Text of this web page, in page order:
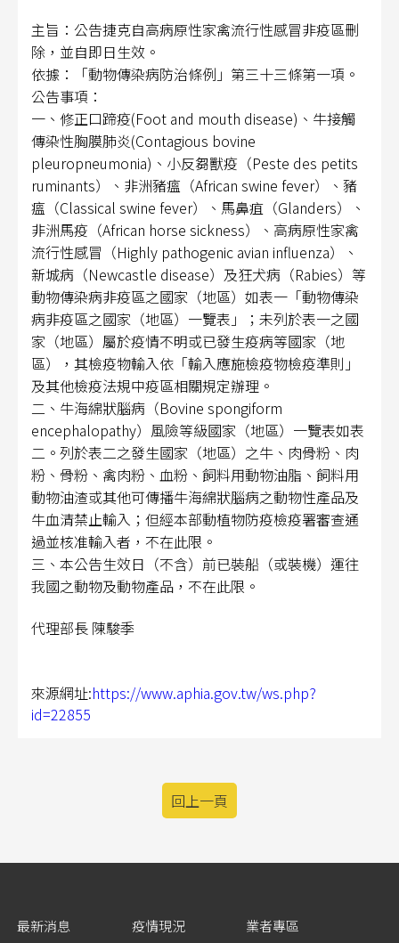
主旨：公告捷克自高病原性家禽流行性感冒非疫區刪
除，並自即日生效。
依據：「動物傳染病防治條例」第三十三條第一項。
公告事項：
一、修正口蹄疫(Foot and mouth disease) 、牛接觸
傳染性胸膜肺炎(Contagious bovine
pleuropneumonia) 、小反芻獸疫（Peste des petits
ruminants）、非洲豬瘟（African swine fever）、豬
瘟（Classical swine fever）、馬鼻疽（Glanders）、
非洲馬疫（African horse sickness）、高病原性家禽
流行性感冒（Highly pathogenic avian influenza）、
新城病（Newcastle disease）及狂犬病（Rabies）等
動物傳染病非疫區之國家（地區）如表一「動物傳染
病非疫區之國家（地區）一覽表」；未列於表一之國
家（地區）屬於疫情不明或已發生疫病等國家（地
區）， 其檢疫物輸入依「輸入應施檢疫物檢疫準則」
及其他檢疫法規中疫區相關規定辦理。
二、牛海綿狀腦病（Bovine spongiform
encephalopathy）風險等級國家（地區）一覽表如表
二。列於表二之發生國家（地區）之牛、肉骨粉、肉
粉、骨粉、禽肉粉、血粉、飼料用動物油脂、飼料用
動物油渣或其他可傳播牛海綿狀腦病之動物性產品及
牛血清禁止輸入；但經本部動植物防疫檢疫署審查通
過並核准輸入者，不在此限。
三、本公告生效日（不含）前已裝船（或裝機）運往
我國之動物及動物產品，不在此限。
代理部長 陳駿季
來源網址:https://www.aphia.gov.tw/ws.php?
id=22855
回上一頁
最新消息
疫情現況
業者專區